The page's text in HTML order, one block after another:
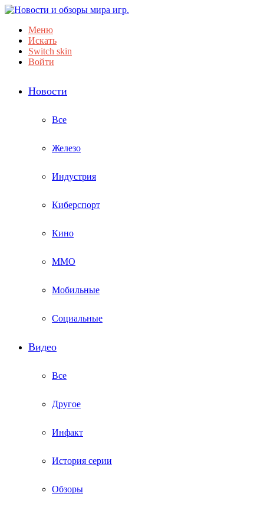
Меню
Искать
Switch skin
Войти
Новости
Все
Железо
Индустрия
Киберспорт
Кино
ММО
Мобильные
Социальные
Видео
Все
Другое
Инфакт
История серии
Обзоры